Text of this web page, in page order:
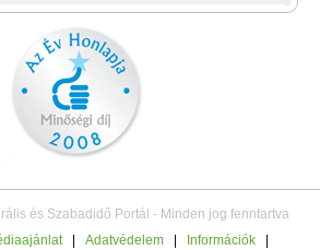
és Szabadidő Portál - Minden jog fenntartva
Adatvédelem Információk